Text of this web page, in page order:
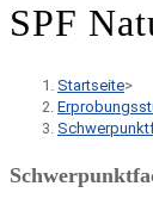
SPF
Startseite>